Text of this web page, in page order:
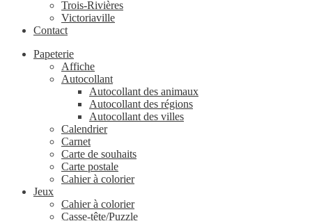
Trois-Rivières
Victoriaville
Contact
Papeterie
Affiche
Autocollant
Autocollant des animaux
Autocollant des régions
Autocollant des villes
Calendrier
Carnet
Carte de souhaits
Carte postale
Cahier à colorier
Jeux
Cahier à colorier
Casse-tête/Puzzle